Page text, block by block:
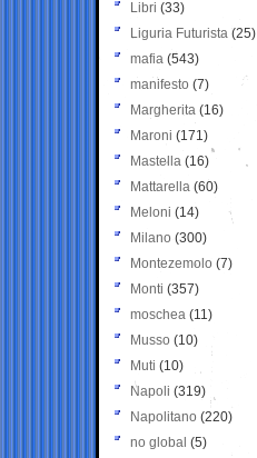
Libri (33)
Liguria Futurista (25)
mafia (543)
manifesto (7)
Margherita (16)
Maroni (171)
Mastella (16)
Mattarella (60)
Meloni (14)
Milano (300)
Montezemolo (7)
Monti (357)
moschea (11)
Musso (10)
Muti (10)
Napoli (319)
Napolitano (220)
no global (5)